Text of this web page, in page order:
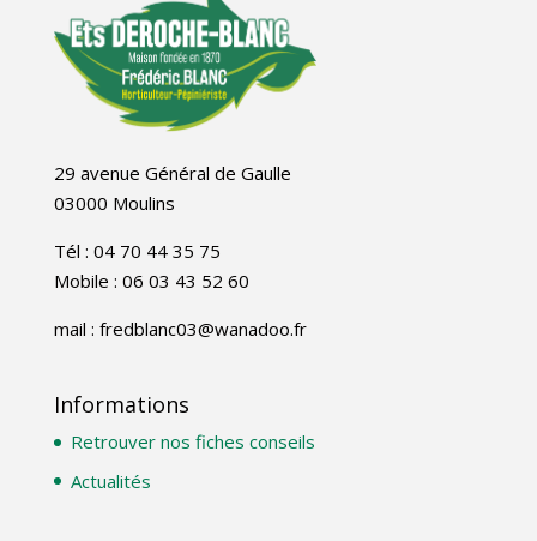
29 avenue Général de Gaulle
03000 Moulins
Tél : 04 70 44 35 75
Mobile : 06 03 43 52 60
mail : fredblanc03@wanadoo.fr
Informations
Retrouver nos fiches conseils
Actualités